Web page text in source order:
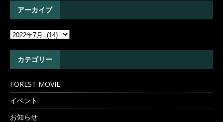
アーカイブ
カテゴリー
FOREST MOVIE
イベント
お知らせ